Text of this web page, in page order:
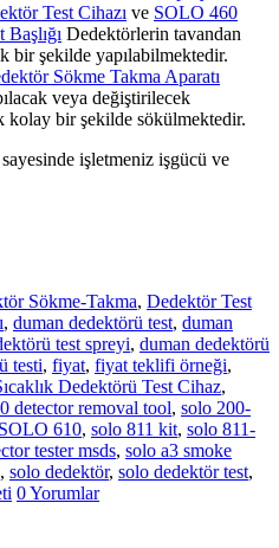
Test Cihazı ve SOLO 460
Dedektörlerin tavandan
bir şekilde yapılabilmektedir.
Sökme Takma Aparatı
veya değiştirilecek
kolay bir şekilde sökülmektedir.
işletmeniz işgücü ve
Sökme-Takma, Dedektör Test
, duman dedektörü test, duman
test spreyi, duman dedektörü
testi, fiyat, fiyat teklifi örneği,
Dedektörü Test Cihaz,
detector removal tool, solo 200-
SOLO 610, solo 811 kit, solo 811-
tester msds, solo a3 smoke
, solo dedektör, solo dedektör test,
0 Yorumlar